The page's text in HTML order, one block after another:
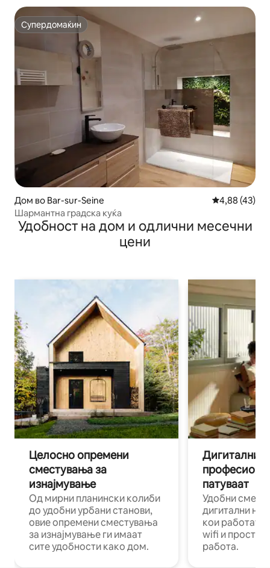
Супердомаќин
Супердомаќин
Дом во Bar-sur-Seine Просечна
4,88 (43)
Шармантна градска куќа
Удобност на дом и одлични месечни
цени
Целосно опремени
сместувања за
изнајмување
Од мирни планински колиби
до удобни урбани станови,
овие опремени сместувања
за изнајмување ги имаат
сите удобности како дом.
Дигитални
патуваат
Удобни
дигитални
кои работат
wifi и
работа.